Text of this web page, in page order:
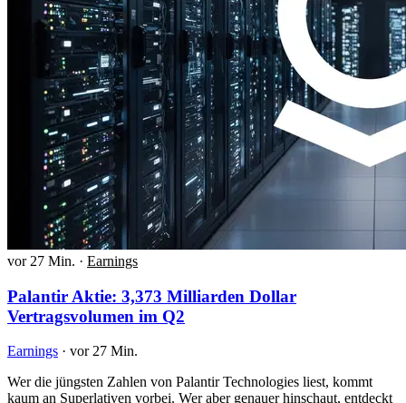
vor 27 Min. · Earnings
Palantir Aktie: 3,373 Milliarden Dollar
Vertragsvolumen im Q2
Earnings · vor 27 Min.
Wer die jüngsten Zahlen von Palantir Technologies liest, kommt
kaum an Superlativen vorbei. Wer aber genauer hinschaut, entdeckt